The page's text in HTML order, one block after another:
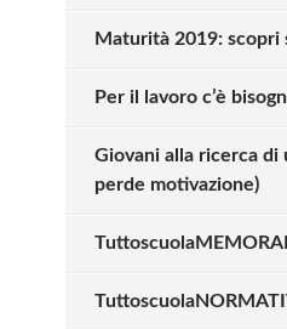
Maturità 2019: scopri
Per il lavoro c’è
Giovani alla ricerca di
perde motivazione)
Solo gli utenti